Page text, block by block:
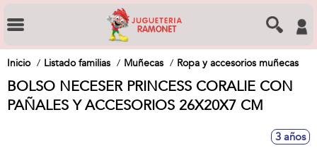
Inicio Listado familias Muñecas Ropa y accesorios muñecas
BOLSO NECESER PRINCESS CORALIE CON
PAÑALES Y ACCESORIOS 26X20X7 CM
3 años